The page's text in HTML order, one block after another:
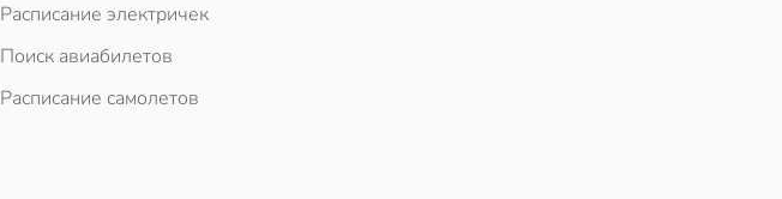
Расписание электричек
Поиск авиабилетов
Расписание самолетов